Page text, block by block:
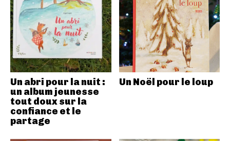
Un abri pour la nuit :
un album jeunesse
tout doux sur la
confiance et le
partage
Un Noël pour le loup